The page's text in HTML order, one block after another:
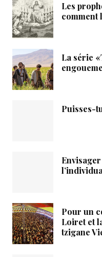
Les
comment
La série
Puisses-
Pour un
Loiret et
tzigane